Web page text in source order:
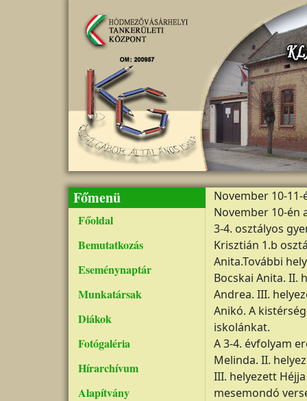
Főmenü
Főoldal
Bemutatkozás
Eseménynaptár
Munkatársak
Diákok
Fotógaléria
Hírarchívum
Alapítvány
November 10-
November 10-én
3-4. osztályos
Krisztián 1.b
Anita.További
Bocskai Anita. II.
Andrea. III.
Anikó. A
iskolánkat.
A 3-4. évfolyam
Melinda. II.
III. helyezett
mesemondó